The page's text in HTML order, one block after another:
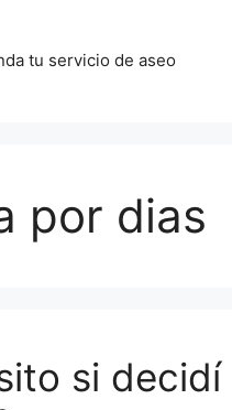
tu servicio de aseo
por dias
si